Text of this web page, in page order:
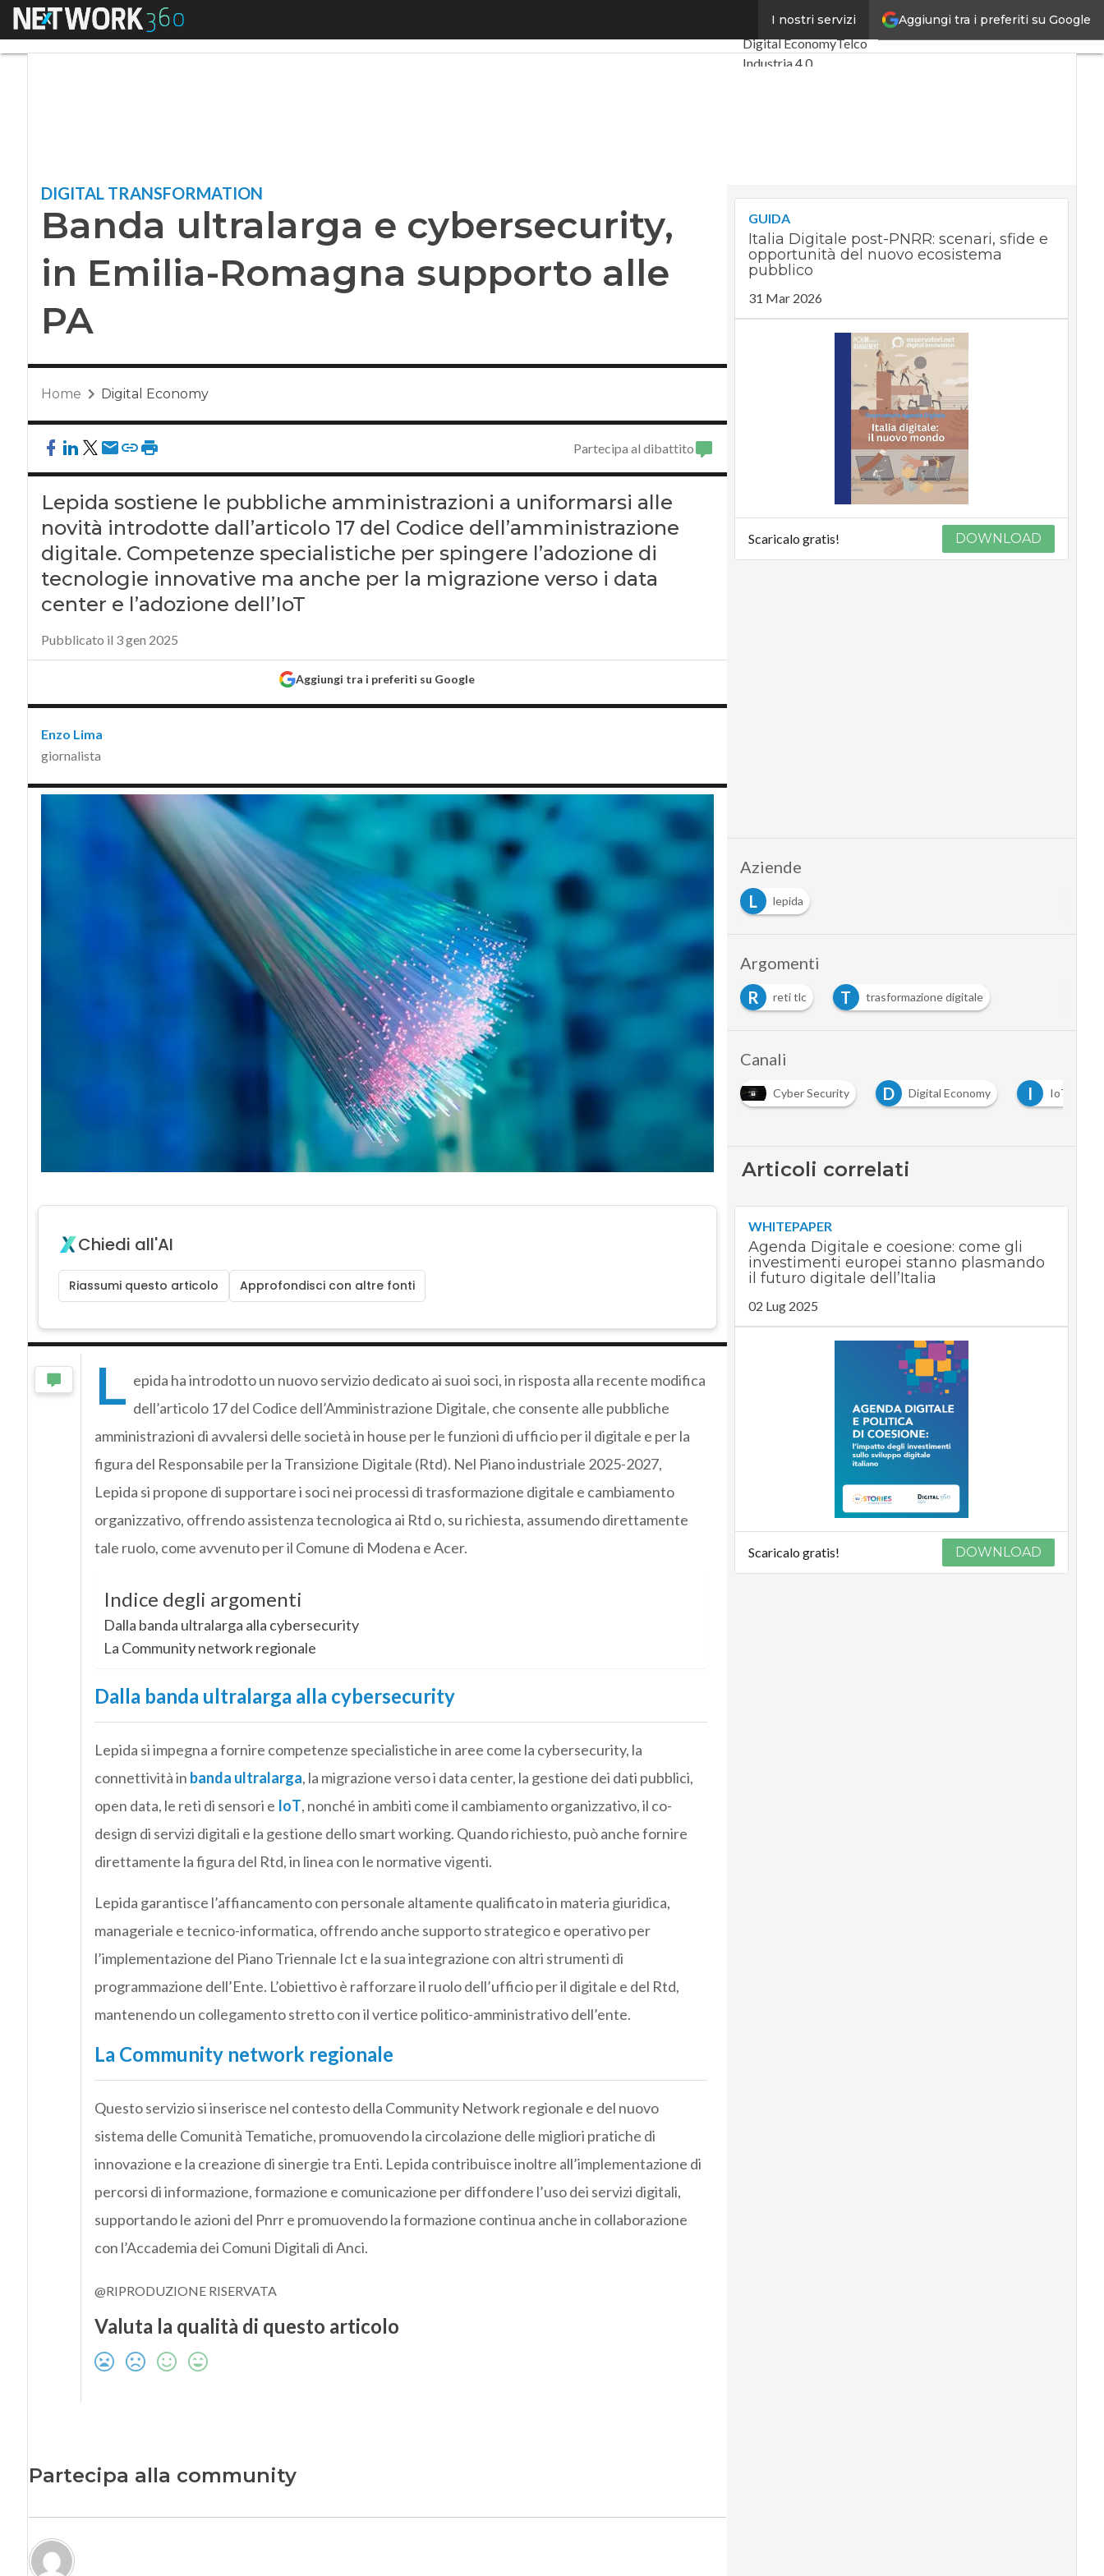
Aggiungi tra i preferiti su Google
I nostri servizi
Menu
Ultimi articoli
Digital EconomyTelco
Industria 4.0
PodcastPrivacy
DIGITAL TRANSFORMATION
Banda ultralarga e cybersecurity,
in Emilia-Romagna supporto alle
PA
Home Digital Economy
Partecipa al dibattito
Lepida sostiene le pubbliche amministrazioni a uniformarsi alle
novità introdotte dall’articolo 17 del Codice dell’amministrazione
digitale. Competenze specialistiche per spingere l’adozione di
tecnologie innovative ma anche per la migrazione verso i data
center e l’adozione dell’IoT
Pubblicato il 3 gen 2025
Aggiungi tra i preferiti su Google
Enzo Lima
giornalista
Chiedi all'AI
Riassumi questo articolo Approfondisci con altre fonti
L epida ha introdotto un nuovo servizio dedicato ai suoi soci, in risposta alla recente modifica
dell’articolo 17 del Codice dell’Amministrazione Digitale, che consente alle pubbliche
amministrazioni di avvalersi delle società in house per le funzioni di ufficio per il digitale e per la
figura del Responsabile per la Transizione Digitale (Rtd). Nel Piano industriale 2025-2027,
Lepida si propone di supportare i soci nei processi di trasformazione digitale e cambiamento
organizzativo, offrendo assistenza tecnologica ai Rtd o, su richiesta, assumendo direttamente
tale ruolo, come avvenuto per il Comune di Modena e Acer.
Indice degli argomenti
Dalla banda ultralarga alla cybersecurity
La Community network regionale
Dalla banda ultralarga alla cybersecurity
Lepida si impegna a fornire competenze specialistiche in aree come la cybersecurity, la
connettività in banda ultralarga, la migrazione verso i data center, la gestione dei dati pubblici,
open data, le reti di sensori e IoT, nonché in ambiti come il cambiamento organizzativo, il co-
design di servizi digitali e la gestione dello smart working. Quando richiesto, può anche fornire
direttamente la figura del Rtd, in linea con le normative vigenti.
Lepida garantisce l’affiancamento con personale altamente qualificato in materia giuridica,
manageriale e tecnico-informatica, offrendo anche supporto strategico e operativo per
l’implementazione del Piano Triennale Ict e la sua integrazione con altri strumenti di
programmazione dell’Ente. L’obiettivo è rafforzare il ruolo dell’ufficio per il digitale e del Rtd,
mantenendo un collegamento stretto con il vertice politico-amministrativo dell’ente.
La Community network regionale
Questo servizio si inserisce nel contesto della Community Network regionale e del nuovo
sistema delle Comunità Tematiche, promuovendo la circolazione delle migliori pratiche di
innovazione e la creazione di sinergie tra Enti. Lepida contribuisce inoltre all’implementazione di
percorsi di informazione, formazione e comunicazione per diffondere l’uso dei servizi digitali,
supportando le azioni del Pnrr e promuovendo la formazione continua anche in collaborazione
con l’Accademia dei Comuni Digitali di Anci.
@RIPRODUZIONE RISERVATA
Valuta la qualità di questo articolo
Partecipa alla community
GUIDA
Italia Digitale post-PNRR: scenari, sfide e
opportunità del nuovo ecosistema
pubblico
31 Mar 2026
Scaricalo gratis! DOWNLOAD
Aziende
L
lepida
Argomenti
R
reti tlc T trasformazione digitale
Canali
B
Cyber Security D Digital Economy I IoT
Articoli correlati
WHITEPAPER
Agenda Digitale e coesione: come gli
investimenti europei stanno plasmando
il futuro digitale dell’Italia
02 Lug 2025
Scaricalo gratis! DOWNLOAD